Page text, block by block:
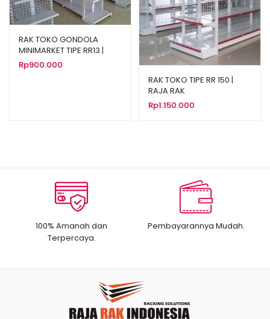
RAK TOKO GONDOLA
MINIMARKET TIPE RR13 |
JUAL HARGA MURAH
Rp900.000
RAK TOKO TIPE RR 150 |
RAJA RAK
Rp1.150.000
100% Amanah dan
Terpercaya.
Pembayarannya Mudah.